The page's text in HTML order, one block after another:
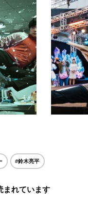
#鈴木亮平
まれています